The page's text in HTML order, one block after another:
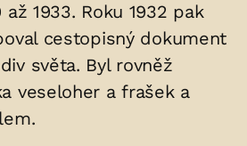
1933. Roku 1932 pak
cestopisný dokument
světa. Byl rovněž
veseloher a frašek a